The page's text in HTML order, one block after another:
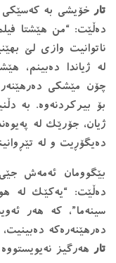
تار خۆیشی بە کەسێکی
دەڵێت: “من هێشتا
ناتوانیت وازی لێ
لە ژیاندا دەبینم،
چۆن مێشکی
بۆ بیرکردنەوە. بە
ژیان، جۆرێک لە
دەیگۆڕیت و لە
بێگوومان ئەمەش
دەڵێت: “یەکێک لە
سینەما”، کە هەر
دەرهێنەرەکە
تار هەرگیز